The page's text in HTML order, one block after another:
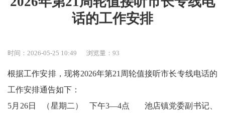
话的工作安排
时间：2026-05-25 10:49 浏览量：93
根据工作安排，现将2026年第21周轮值接听市长专线电话的
工作安排通告如下：
5月26日
（星期二）
下午3—4点 池店镇党委副书记、